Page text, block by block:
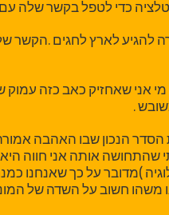
כדי לטפל בקשר שלה
לארץ לחגים .הקשר
מי אני שאחזיק כאב כזה
.
הנכון שבו האהבה
שהתחושה אותה אני חווה
)מדובר על כך שאנחנו
חשוב על השדה של